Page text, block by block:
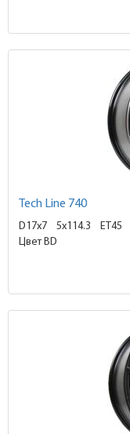
Tech Line 740
D17x7 5x114.3 ET45
Цвет BD